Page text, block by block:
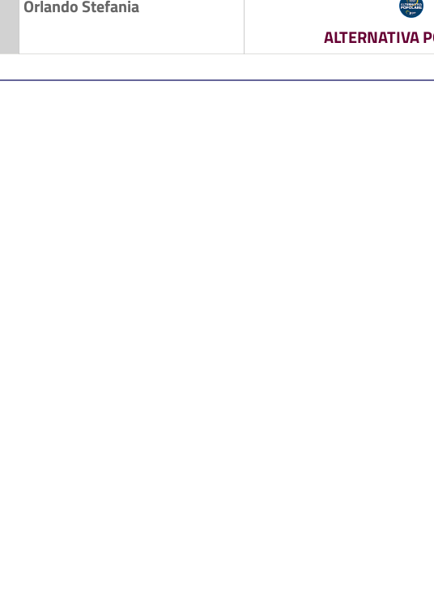
Orlando Stefania
ALTERNATIVA